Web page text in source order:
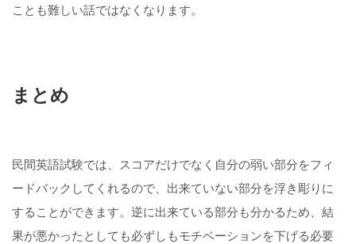
ことも難しい話ではなくなります。
まとめ
民間英語試験では、スコアだけでなく自分の弱い部分をフィ
ードバックしてくれるので、出来ていない部分を浮き彫りに
することができます。逆に出来ている部分も分かるため、結
果が悪かったとしても必ずしもモチベーションを下げる必要